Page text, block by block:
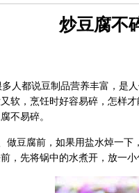
炒豆腐不
人都说豆制品营养丰富，是
又软，烹饪时好容易碎，怎样
不易碎。
豆腐前，如果用盐水焯一下
，先将锅中的水煮开，放一